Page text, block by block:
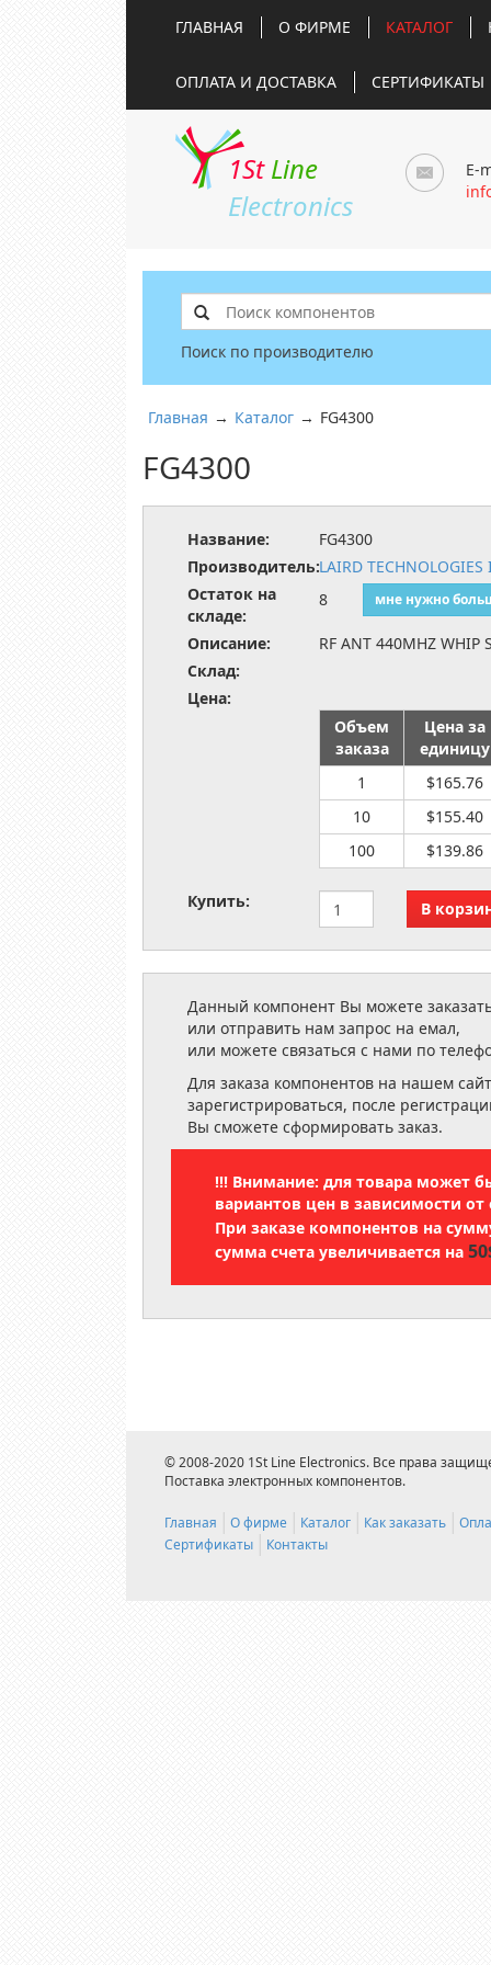
ГЛАВНАЯ О ФИРМЕ КАТАЛОГ
ОПЛАТА И ДОСТАВКА СЕРТИФИКАТЫ
1St Line
Electronics
E-
Поиск по производителю
Главная → Каталог → FG4300
FG4300
Название:
FG4300
Производитель:LAIRD TECHNOLOGIES
Остаток на
складе:
8 мне нужно
Описание:
RF ANT 440MHZ WHIP
Склад:
Цена:
Объем
заказа
Цена за
единицу
1
$165.76
10
$155.40
100
$139.86
Купить:
Данный компонент Вы можете
или отправить нам запрос на емал,
или можете связаться с нами по
Для заказа компонентов на нашем
зарегистрироваться, после
Вы сможете сформировать заказ.
!!! Внимание: для товара может
вариантов цен в зависимости от
При заказе компонентов на
сумма счета увеличивается на
© 2008-2020 1St Line Electronics. Все права
Поставка электронных компонентов.
Главная О фирме Каталог Как заказать
Сертификаты
Контакты